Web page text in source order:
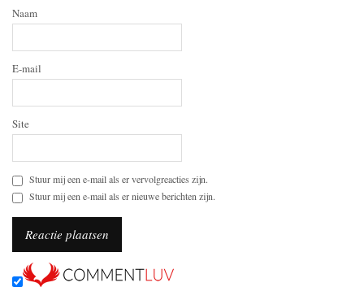
Naam
E-mail
Site
Stuur mij een e-mail als er vervolgreacties zijn.
Stuur mij een e-mail als er nieuwe berichten zijn.